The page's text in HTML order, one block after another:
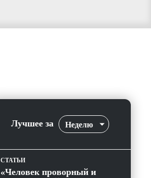
Лучшее за Неделю
СТАТЬИ
«Человек проворный и